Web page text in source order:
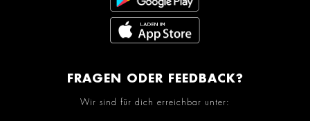
FRAGEN ODER FEEDBACK?
Wir sind für dich erreichbar unter: